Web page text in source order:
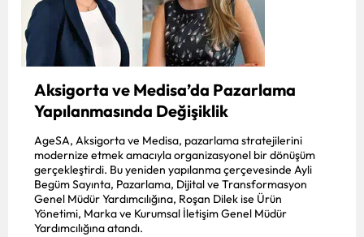
İstanbul
İzmir
Kayseri
Kırklareli
Kırşehir
Aksigorta ve Medisa’da Pazarlama
Yapılanmasında Değişiklik
AgeSA, Aksigorta ve Medisa, pazarlama stratejilerini
modernize etmek amacıyla organizasyonel bir dönüşüm
gerçekleştirdi. Bu yeniden yapılanma çerçevesinde Ayli
Begüm Sayınta, Pazarlama, Dijital ve Transformasyon
Genel Müdür Yardımcılığına, Roşan Dilek ise Ürün
Yönetimi, Marka ve Kurumsal İletişim Genel Müdür
Yardımcılığına atandı.